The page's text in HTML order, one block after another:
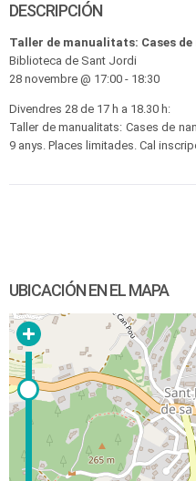
DESCRIPCIÓN
Taller de manualitats: Cases
Biblioteca de Sant Jordi
28 novembre @ 17:00 - 18:30
Divendres 28 de 17 h a 18.30 h:
Taller de manualitats: Cases de
9 anys. Places limitades. Cal
UBICACIÓN EN EL MAPA